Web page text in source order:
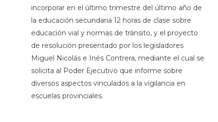
incorporar en el último trimestre del último año de
la educación secundaria 12 horas de clase sobre
educación vial y normas de tránsito, y el proyecto
de resolución presentado por los legisladores
Miguel Nicolás e Inés Contrera, mediante el cual se
solicita al Poder Ejecutivo que informe sobre
diversos aspectos vinculados a la vigilancia en
escuelas provinciales.